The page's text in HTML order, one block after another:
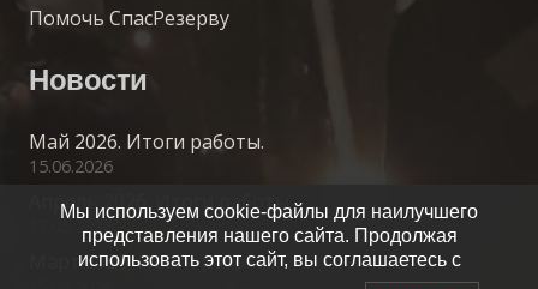
Помочь СпасРезерву
Новости
Май 2026. Итоги работы.
15.06.2026
Апрель 2026. Итоги работы.
17.05.2026
Март 2026. Итоги работы.
Мы используем cookie-файлы для наилучшего
представления нашего сайта. Продолжая
использовать этот сайт, вы соглашаетесь с